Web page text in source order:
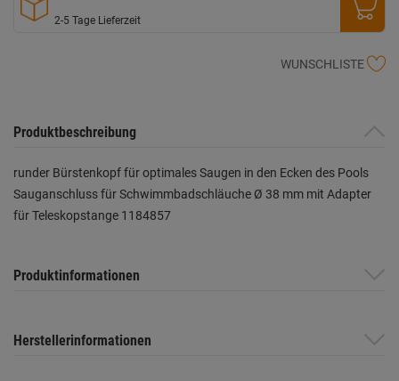
2-5 Tage Lieferzeit
WUNSCHLISTE
Produktbeschreibung
runder Bürstenkopf für optimales Saugen in den Ecken des Pools
Sauganschluss für Schwimmbadschläuche Ø 38 mm mit Adapter
für Teleskopstange 1184857
Produktinformationen
Herstellerinformationen